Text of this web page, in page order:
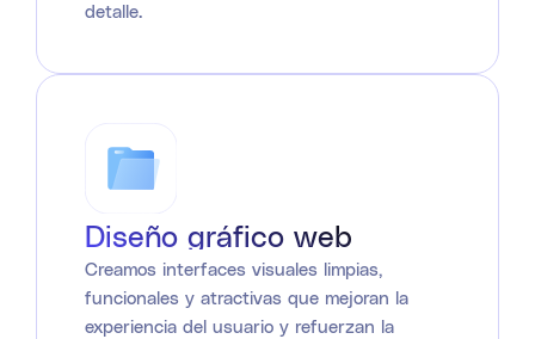
detalle.
Diseño gráfico web
Creamos interfaces visuales limpias,
funcionales y atractivas que mejoran la
experiencia del usuario y refuerzan la